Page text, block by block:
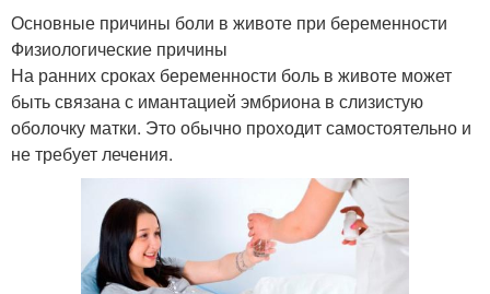
Основные причины боли в животе при беременности
Физиологические причины
На ранних сроках беременности боль в животе может
быть связана с имантацией эмбриона в слизистую
оболочку матки. Это обычно проходит самостоятельно и
не требует лечения.